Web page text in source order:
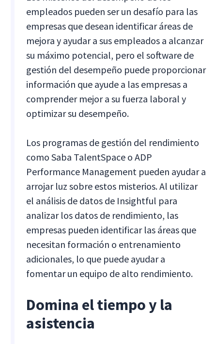
empleados pueden ser un desafío para las
empresas que desean identificar áreas de
mejora y ayudar a sus empleados a alcanzar
su máximo potencial, pero el software de
gestión del desempeño puede proporcionar
información que ayude a las empresas a
comprender mejor a su fuerza laboral y
optimizar su desempeño.
Los programas de gestión del rendimiento
como Saba TalentSpace o ADP
Performance Management pueden ayudar a
arrojar luz sobre estos misterios. Al utilizar
el análisis de datos de Insightful para
analizar los datos de rendimiento, las
empresas pueden identificar las áreas que
necesitan formación o entrenamiento
adicionales, lo que puede ayudar a
fomentar un equipo de alto rendimiento.
Domina el tiempo y la
asistencia